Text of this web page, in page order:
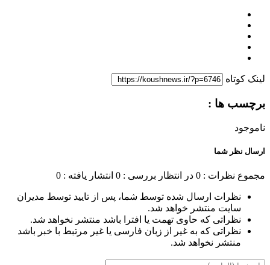
لینک کوتاه
برچسب ها :
ناموجود
ارسال نظر شما
مجموع نظرات : 0 در انتظار بررسی : 0 انتشار یافته : 0
نظرات ارسال شده توسط شما، پس از تایید توسط مدیران
سایت منتشر خواهد شد.
نظراتی که حاوی تهمت یا افترا باشد منتشر نخواهد شد.
نظراتی که به غیر از زبان فارسی یا غیر مرتبط با خبر باشد
منتشر نخواهد شد.